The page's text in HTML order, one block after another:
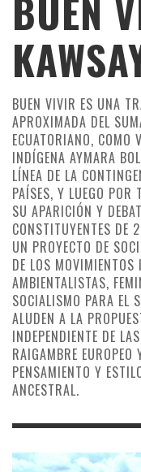
BUEN
BUEN VIVIR ES UNA
APROXIMADA DEL
ECUATORIANO, COMO
INDÍGENA AYMARA
LÍNEA DE LA
PAÍSES, Y LUEGO POR
SU APARICIÓN Y
CONSTITUYENTES DE
UN PROYECTO DE
DE LOS MOVIMIENTOS
AMBIENTALISTAS,
SOCIALISMO PARA EL
ALUDEN A LA
INDEPENDIENTE DE
RAIGAMBRE
PENSAMIENTO Y
ANCESTRAL.